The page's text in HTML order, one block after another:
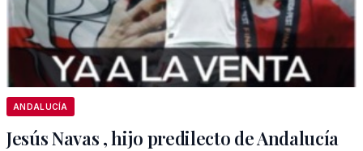
ANDALUCÍA
Jesús Navas , hijo predilecto de Andalucía